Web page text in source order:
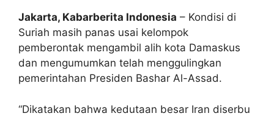
Jakarta, Kabarberita Indonesia – Kondisi di
Suriah masih panas usai kelompok
pemberontak mengambil alih kota Damaskus
dan mengumumkan telah menggulingkan
pemerintahan Presiden Bashar Al-Assad.
“Dikatakan bahwa kedutaan besar Iran diserbu